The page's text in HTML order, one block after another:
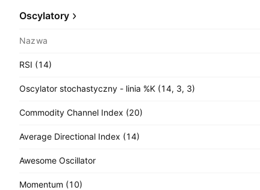
Oscylatory
Nazwa
RSI (14)
Oscylator stochastyczny - linia %K (14, 3, 3)
Commodity Channel Index (20)
Average Directional Index (14)
Awesome Oscillator
Momentum (10)